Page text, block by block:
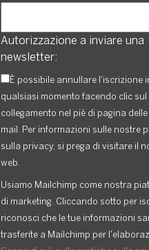
Autorizzazione a inviare una
newsletter:
È possibile annullare l'iscrizione
qualsiasi momento facendo clic sul
collegamento nel piè di pagina
mail. Per informazioni sulle nostre
sulla privacy, si prega di visitare il
web.
Usiamo Mailchimp come nostra
di marketing. Cliccando sotto per
riconosci che le tue informazioni
trasferite a Mailchimp per